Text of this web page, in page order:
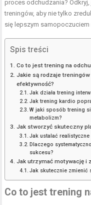
proces odchudzania?
treningów, aby nie tylko
się lepszym samopoczuciem
Spis treści
Co to jest trening na
Jakie są rodzaje
efektywność?
Jak działa trening
Jak trening kardio
W jaki sposób trening
metabolizm?
Jak stworzyć skuteczny
Jak ustalać
Dlaczego
sukcesu?
Jak utrzymać motywację i
Jak skutecznie zmienić
Co to jest trening